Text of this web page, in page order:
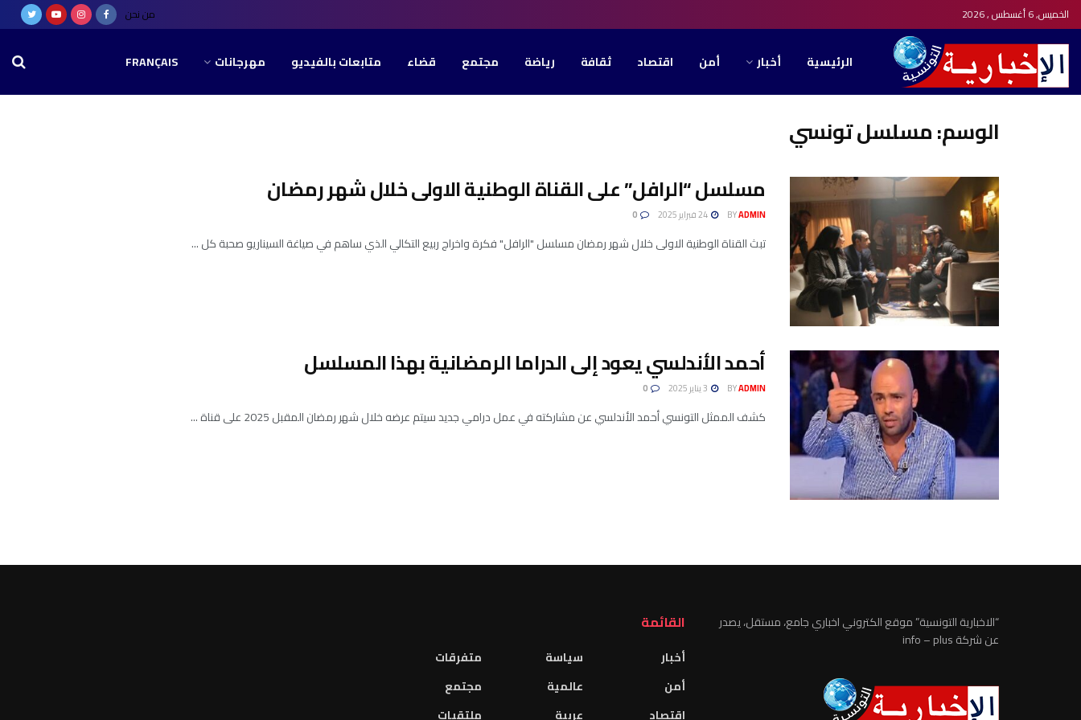
الخميس, 6 أغسطس , 2026 من نحن
الرئيسية أخبار أمن اقتصاد ثقافة رياضة مجتمع قضاء متابعات بالفيديو مهرجانات FRANÇAIS
الوسم:مسلسل تونسي
مسلسل “الرافل” على القناة الوطنية الاولى خلال شهر رمضان
BYADMIN
تبث القناة الوطنية الاولى خلال شهر رمضان مسلسل "الرافل" فكرة واخراج ربيع التكالي الذي ساهم في صياغة السيناريو صحبة كل ...
أحمد الأندلسي يعود إلى الدراما الرمضانية بهذا المسلسل
BYADMIN
كشف الممثل التونسي أحمد الأندلسي عن مشاركته في عمل درامي جديد سيتم عرضه خلال شهر رمضان المقبل 2025 على قناة ...
“الاخبارية التونسية” موقع الكتروني اخباري جامع، مستقل، يصدر
عن شركة info – plus
القائمة
أخبار
أمن
اقتصاد
سياسة
عالمية
عربية
متفرقات
مجتمع
ملتقيات